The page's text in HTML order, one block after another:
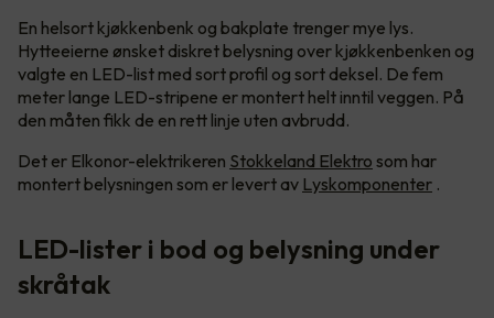
En helsort kjøkkenbenk og bakplate trenger mye lys.
Hytteeierne ønsket diskret belysning over kjøkkenbenken og
valgte en LED-list med sort profil og sort deksel. De fem
meter lange LED-stripene er montert helt inntil veggen. På
den måten fikk de en rett linje uten avbrudd.
Det er Elkonor-elektrikeren Stokkeland Elektro som har
montert belysningen som er levert av Lyskomponenter .
LED-lister i bod og belysning under
skråtak